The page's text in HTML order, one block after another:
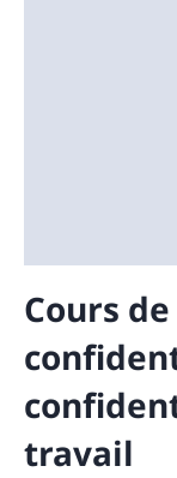
Cours
travail